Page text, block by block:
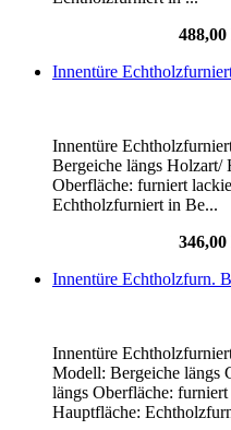
Innentüre
Innentüre
Bergeiche längs Holzart/
Oberfläche: furniert
Echtholzfurniert in Be...
Innentüre Echtholzfurn.
Innentüre
Modell: Bergeiche längs
längs Oberfläche:
Hauptfläche: